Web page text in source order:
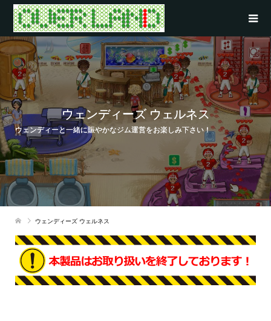
ウェンディーズ ウェルネス
ウェンディーと一緒に賑やかなジム運営をお楽しみ下さい！
ウェンディーズ ウェルネス